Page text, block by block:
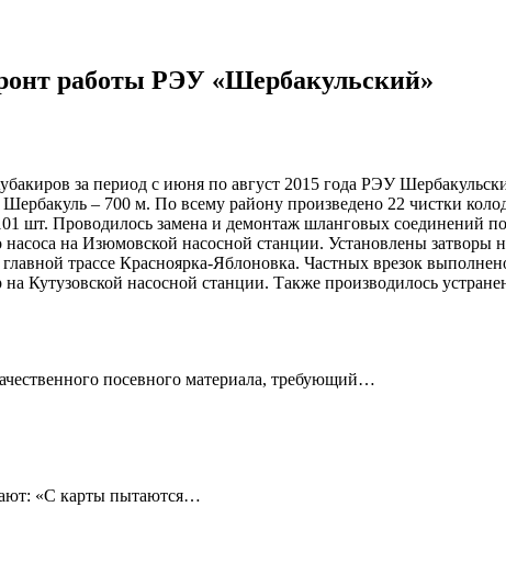
работы РЭУ «Шербакульский»
за период с июня по август 2015 года РЭУ
– 700 м. По всему району произведено 22 чистки
шт. Проводилось замена и демонтаж шланговых соединений
на Изюмовской насосной станции. Установлены
трассе Красноярка-Яблоновка. Частных врезок
Кутузовской насосной станции. Также производилось
посевного материала, требующий…
«С карты пытаются…